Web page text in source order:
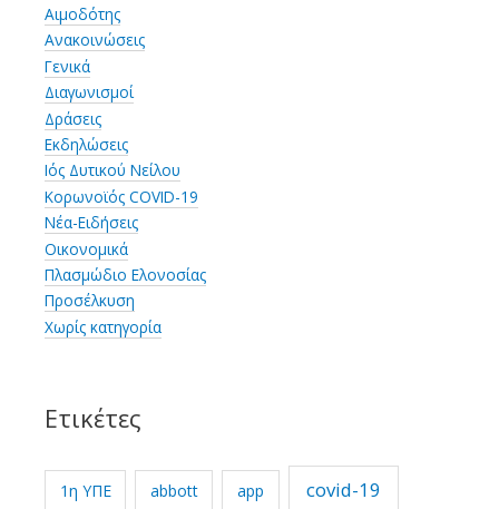
Αιμοδότης
Ανακοινώσεις
Γενικά
Διαγωνισμοί
Δράσεις
Εκδηλώσεις
Ιός Δυτικού Νείλου
Κορωνοϊός COVID-19
Νέα-Ειδήσεις
Οικονομικά
Πλασμώδιο Ελονοσίας
Προσέλκυση
Χωρίς κατηγορία
Ετικέτες
1η ΥΠΕ abbott app covid-19